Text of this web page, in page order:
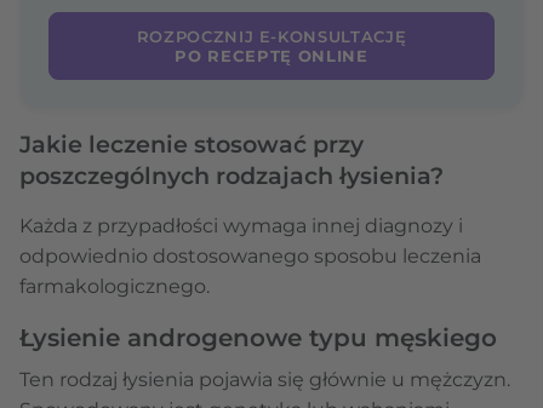
ROZPOCZNIJ E-KONSULTACJĘ
PO RECEPTĘ ONLINE
Jakie leczenie stosować przy
poszczególnych rodzajach łysienia?
Każda z przypadłości wymaga innej diagnozy i
odpowiednio dostosowanego sposobu leczenia
farmakologicznego.
Łysienie androgenowe typu męskiego
Ten rodzaj łysienia pojawia się głównie u mężczyzn.